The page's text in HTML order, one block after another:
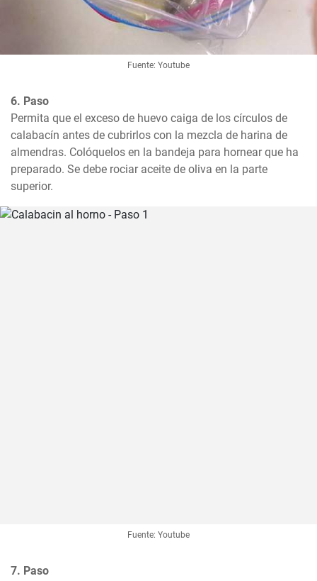
Fuente: Youtube
6. Paso
Permita que el exceso de huevo caiga de los círculos de
calabacín antes de cubrirlos con la mezcla de harina de
almendras. Colóquelos en la bandeja para hornear que ha
preparado. Se debe rociar aceite de oliva en la parte
superior.
Fuente: Youtube
7. Paso